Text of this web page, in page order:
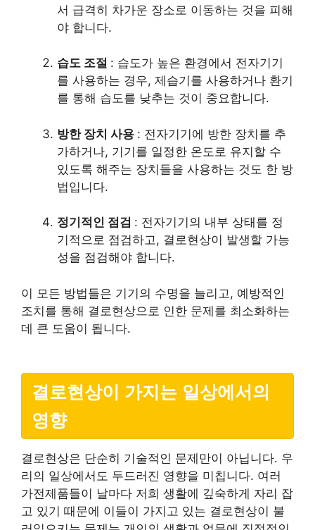
서 급격히 차가운 장소로 이동하는 것을 피해
야 합니다.
습도 조절 : 습도가 높은 환경에서 전자기기
를 사용하는 경우, 제습기를 사용하거나 환기
를 통해 습도를 낮추는 것이 중요합니다.
방한 장치 사용 : 전자기기에 방한 장치를 추
가하거나, 기기를 일정한 온도로 유지할 수
있도록 해주는 장치들을 사용하는 것도 한 방
법입니다.
정기적인 점검 : 전자기기의 내부 상태를 정
기적으로 점검하고, 결로현상이 발생할 가능
성을 점검해야 합니다.
이 모든 방법들은 기기의 수명을 늘리고, 예방적인
조치를 통해 결로현상으로 인한 문제를 최소화하는
데 큰 도움이 됩니다.
결로현상이 가지는 일상에서의
영향
결로현상은 단순히 기술적인 문제만이 아닙니다. 우
리의 일상에서도 두드러진 영향을 미칩니다. 여러
가전제품들이 날마다 저희 생활에 깊숙하게 자리 잡
고 있기 때문에 이들이 가지고 있는 결로현상이 불